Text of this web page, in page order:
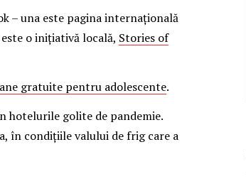
– una este pagina internațională
o inițiativă locală, Stories of
gratuite pentru adolescente.
golite de pandemie.
în condițiile valului de frig care a